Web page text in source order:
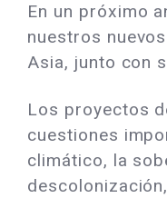
En un próximo
nuestros
Asia, junto con
Los proyectos
cuestiones
climático, la